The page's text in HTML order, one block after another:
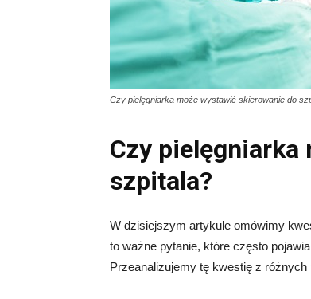
Czy pielęgniarka może wystawić skierowanie do
Czy pielęgniarka
szpitala?
W dzisiejszym artykule omówimy
to ważne pytanie, które często
Przeanalizujemy tę kwestię z